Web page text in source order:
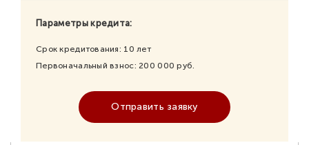
Параметры кредита:
Срок кредитования: 10 лет
Первоначальный взнос: 200 000 руб.
Отправить заявку